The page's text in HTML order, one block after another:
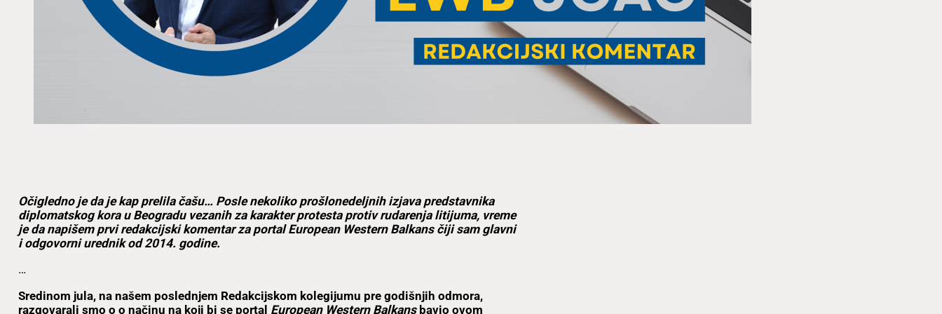
Očigledno je da je kap prelila čašu… Posle nekoliko prošlonedeljnih izjava predstavnika
diplomatskog kora u Beogradu vezanih za karakter protesta protiv rudarenja litijuma, vreme
je da napišem prvi redakcijski komentar za portal European Western Balkans čiji sam glavni
i odgovorni urednik od 2014. godine.
…
Sredinom jula, na našem poslednjem Redakcijskom kolegijumu pre godišnjih odmora,
razgovarali smo o o načinu na koji bi se portal European Western Balkansbavio ovom